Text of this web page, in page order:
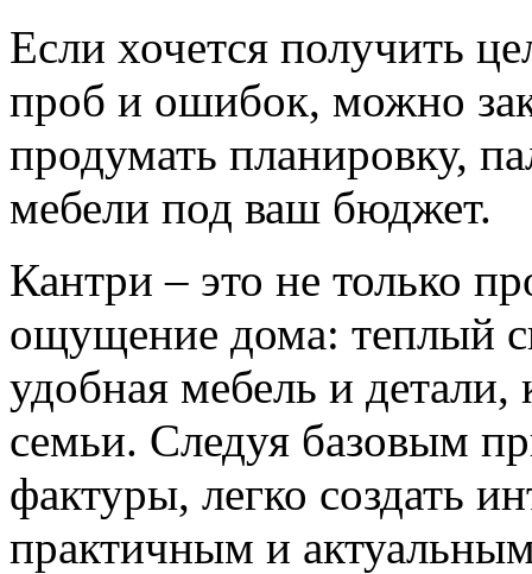
Если хочется получить
проб и ошибок, можно
продумать планировку,
мебели под ваш бюджет.
Кантри – это не только
ощущение дома: теплый
удобная мебель и
семьи. Следуя базовым
фактуры, легко создать
практичным и